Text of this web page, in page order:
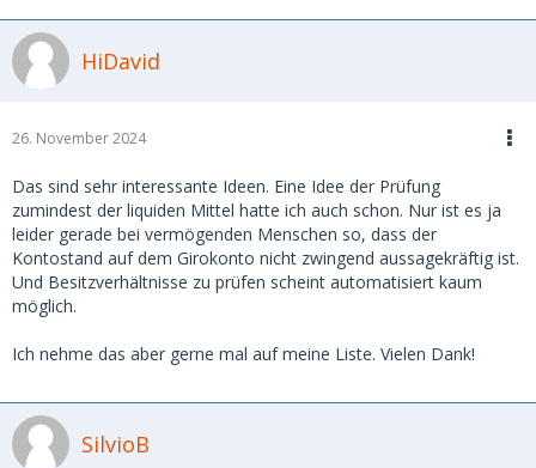
HiDavid
26. November 2024
Das sind sehr interessante Ideen. Eine Idee der Prüfung
zumindest der liquiden Mittel hatte ich auch schon. Nur ist es ja
leider gerade bei vermögenden Menschen so, dass der
Kontostand auf dem Girokonto nicht zwingend aussagekräftig ist.
Und Besitzverhältnisse zu prüfen scheint automatisiert kaum
möglich.
Ich nehme das aber gerne mal auf meine Liste. Vielen Dank!
SilvioB